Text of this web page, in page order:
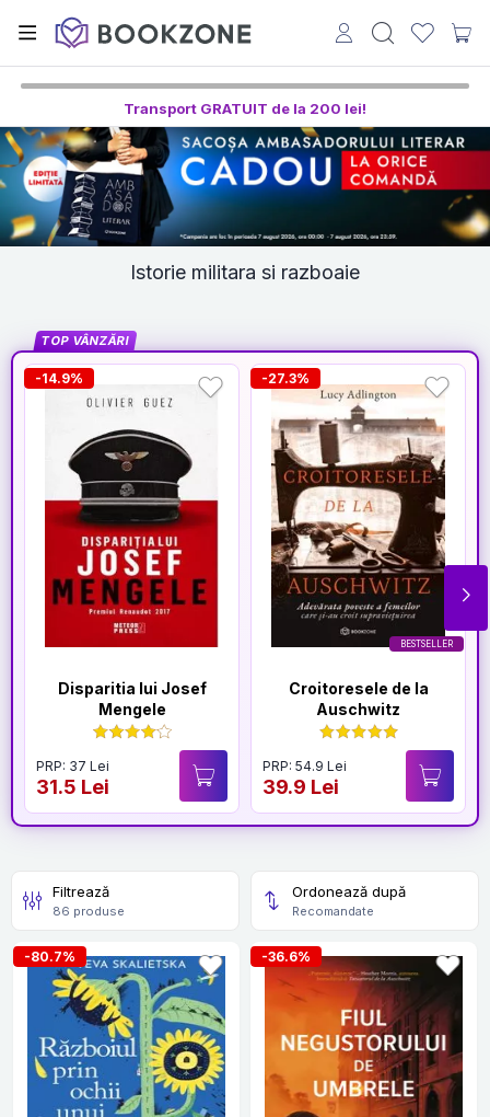
Transport GRATUIT de la 200 lei!
Istorie militara si razboaie
TOP VÂNZĂRI
-14.9%
Disparitia lui Josef
Mengele
PRP: 37 Lei
31.5 Lei
BESTSELLER
-27.3%
Croitoresele de la
Auschwitz
PRP: 54.9 Lei
39.9 Lei
Filtrează
86 produse
Ordonează după
Recomandate
-80.7% -36.6%